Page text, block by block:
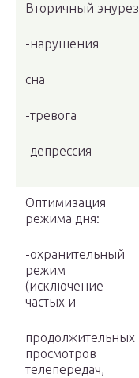
Вто­ричный энурез
-нару­шения
сна
-тре­вога
-де­прес­сия
Оптимизация
режима дня:
-охранительный
режим
(исключение
частых и
продолжительных
просмотров
телепередач,